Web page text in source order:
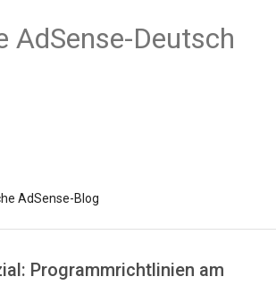
AdSense-Deutsch
AdSense-Blog
Programmrichtlinien am